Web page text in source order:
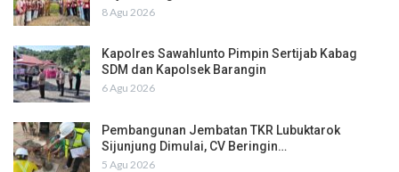
8 Agu 2026
Kapolres Sawahlunto Pimpin Sertijab Kabag
SDM dan Kapolsek Barangin
6 Agu 2026
Pembangunan Jembatan TKR Lubuktarok
Sijunjung Dimulai, CV Beringin…
5 Agu 2026